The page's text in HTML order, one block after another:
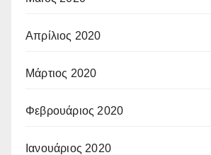
Απρίλιος 2020
Μάρτιος 2020
Φεβρουάριος 2020
Ιανουάριος 2020